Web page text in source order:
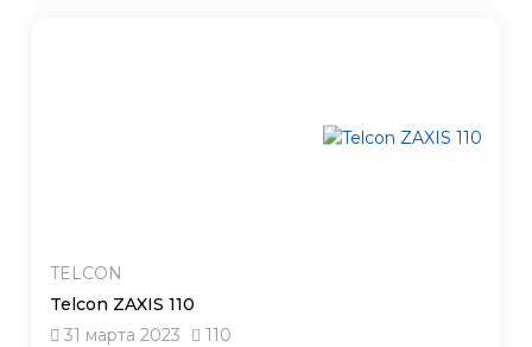
TELCON
Telcon ZAXIS 110
31 марта 2023
110